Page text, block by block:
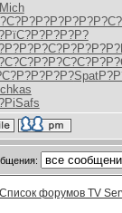
Mich
Р?Р?Р?Р?
Р?Р?Р?Р?
Р?Р?С?Р?
Р?Р?С?С?
Р?Р?Р?Р?Spat
Safs
Список форумов TV